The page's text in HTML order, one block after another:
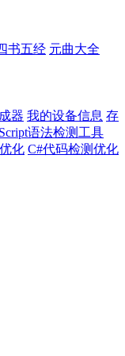
书五经 元曲大全
器 我的设备信息 存
语法检测工具
化 C#代码检测优化